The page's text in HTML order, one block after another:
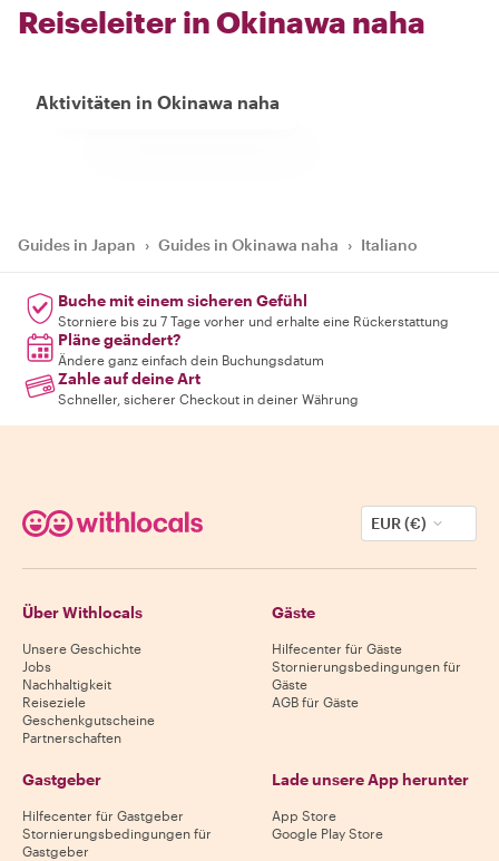
Reiseleiter in Okinawa naha
Aktivitäten in Okinawa naha
Guides in Japan › Guides in Okinawa naha › Italiano
Buche mit einem sicheren Gefühl
Storniere bis zu 7 Tage vorher und erhalte eine Rückerstattung
Pläne geändert?
Ändere ganz einfach dein Buchungsdatum
Zahle auf deine Art
Schneller, sicherer Checkout in deiner Währung
EUR (€)
Über Withlocals
Unsere Geschichte
Jobs
Nachhaltigkeit
Reiseziele
Geschenkgutscheine
Partnerschaften
Gäste
Hilfecenter für Gäste
Stornierungsbedingungen für
Gäste
AGB für Gäste
Gastgeber
Hilfecenter für Gastgeber
Stornierungsbedingungen für
Gastgeber
Lade unsere App herunter
App Store
Google Play Store